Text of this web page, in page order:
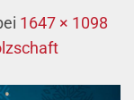
1647 × 1098